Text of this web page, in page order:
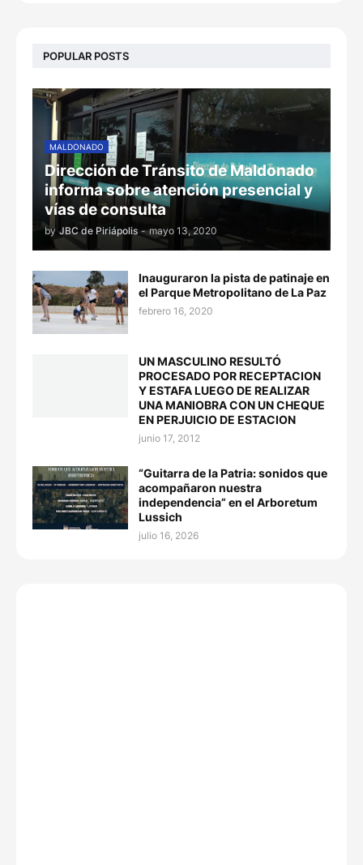
POPULAR POSTS
MALDONADO
Dirección de Tránsito de Maldonado
informa sobre atención presencial y
vías de consulta
by JBC de Piriápolis - mayo 13, 2020
Inauguraron la pista de patinaje en
el Parque Metropolitano de La Paz
febrero 16, 2020
UN MASCULINO RESULTÓ
PROCESADO POR RECEPTACION
Y ESTAFA LUEGO DE REALIZAR
UNA MANIOBRA CON UN CHEQUE
EN PERJUICIO DE ESTACION
junio 17, 2012
“Guitarra de la Patria: sonidos que
acompañaron nuestra
independencia” en el Arboretum
Lussich
julio 16, 2026